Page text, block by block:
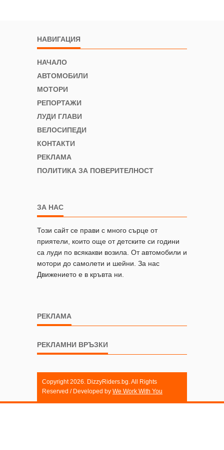
НАВИГАЦИЯ
НАЧАЛО
АВТОМОБИЛИ
МОТОРИ
РЕПОРТАЖИ
ЛУДИ ГЛАВИ
ВЕЛОСИПЕДИ
КОНТАКТИ
РЕКЛАМА
ПОЛИТИКА ЗА ПОВЕРИТЕЛНОСТ
ЗА НАС
Този сайт се прави с много сърце от
приятели, които още от детските си години
са луди по всякакви возила. От автомобили и
мотори до самолети и шейни. За нас
Движението е в кръвта ни.
РЕКЛАМА
РЕКЛАМНИ ВРЪЗКИ
Copyright 2026. DizzyRiders.bg. All Rights
Reserved / Developed by We Work With You